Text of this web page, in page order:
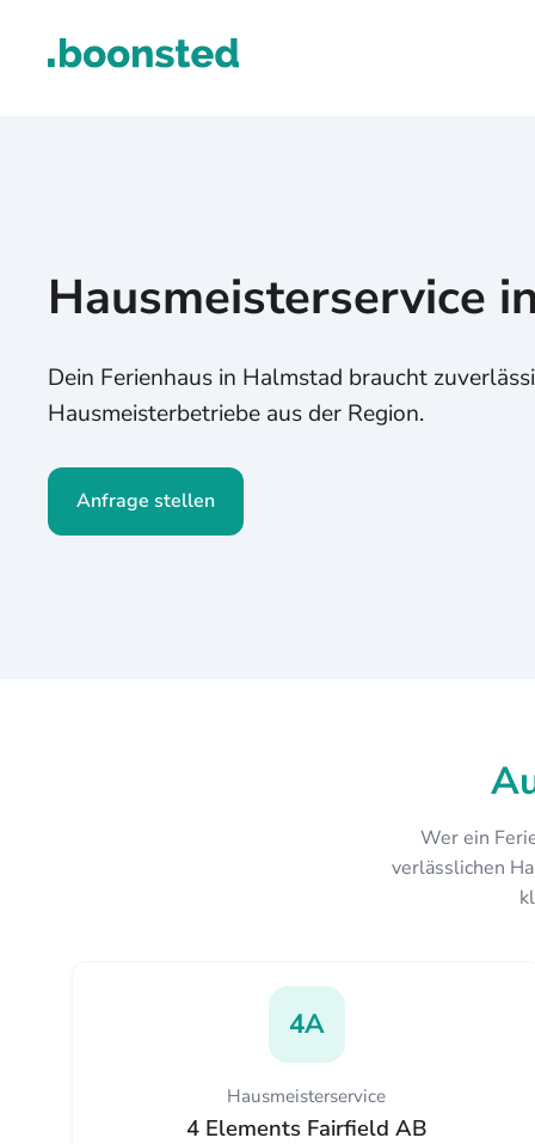
Hausmeisterservice
Dein Ferienhaus in Halmstad braucht
Hausmeisterbetriebe aus der Region.
Anfrage stellen
Wer ein
verlässlichen
4A
Hausmeisterservice
4 Elements Fairfield AB